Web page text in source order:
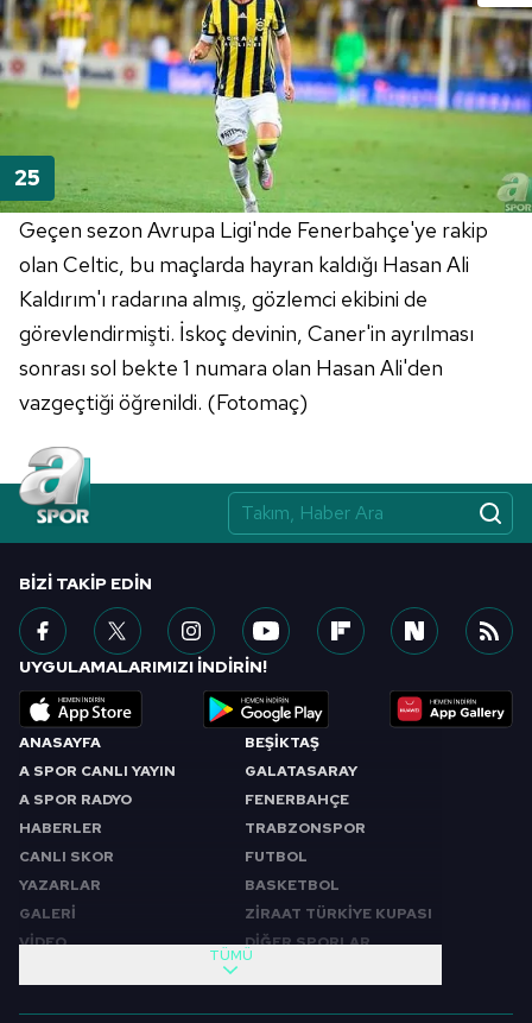
Geçen sezon Avrupa Ligi'nde Fenerbahçe'ye rakip
olan Celtic, bu maçlarda hayran kaldığı Hasan Ali
Kaldırım'ı radarına almış, gözlemci ekibini de
görevlendirmişti. İskoç devinin, Caner'in ayrılması
sonrası sol bekte 1 numara olan Hasan Ali'den
vazgeçtiği öğrenildi. (Fotomaç)
ANASAYFA
A SPOR CANLI YAYIN
A SPOR RADYO
HABERLER
CANLI SKOR
YAZARLAR
GALERİ
VİDEO
BEŞİKTAŞ
GALATASARAY
FENERBAHÇE
TRABZONSPOR
FUTBOL
BASKETBOL
ZİRAAT TÜRKİYE KUPASI
DİĞER SPORLAR
TÜMÜ
BIZI TAKIP EDIN
UYGULAMALARIMIZI İNDİRİN!